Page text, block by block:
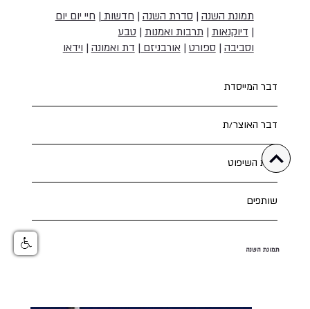
תמונת השנה | סדרת השנה | חדשות | חיי יום יום
| דיוקנאות | תרבות ואמנות | טבע
וסביבה | ספורט | אורבניזם | דת ואמונה | וידאו
דבר המייסדת
דבר האוצר/ת
צוות השיפוט
שותפים
תמונת השנה